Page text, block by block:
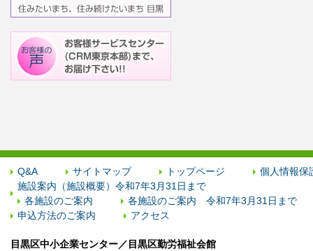
Q&A サイトマップ トップページ
個人情報保
施設案内（施設概要）令和7年3月31日まで
各施設のご案内
各施設のご案内 令和7年3月31日まで
申込方法のご案内
アクセス
目黒区中小企業センター／目黒区勤労福祉会館